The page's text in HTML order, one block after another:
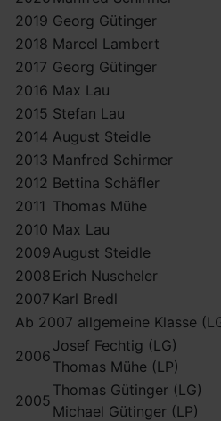
2019 Georg Gütinger
2018 Marcel Lambert
2017 Georg Gütinger
2016 Max Lau
2015 Stefan Lau
2014 August Steidle
2013 Manfred Schirmer
2012 Bettina Schäfler
2011 Thomas Mühe
2010 Max Lau
2009 August Steidle
2008 Erich Nuscheler
2007 Karl Bredl
Ab 2007 allgemeine Klasse
2006
Josef Fechtig (LG)
Thomas Mühe (LP)
2005
Thomas Gütinger (LG)
Michael Gütinger (LP)